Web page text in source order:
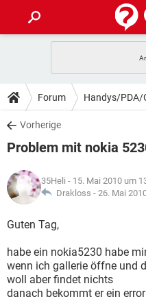
ANDROID
WINDOWS 10
WHATSAPP
FACEBOOK
TIPPS & TRICKS
SPIELE
WHATSAPP
FACEBOOK
DOWNLOADS
SPIELE
ANDROID
WINDOWS 10
WHATSAPP
SPIELE
ANDROID
WINDOWS 10
WHATSAPP
FACEBOOK
LEXIKON
SPIELE
WINDOWS 10
WHATSAPP
Forum Handys/PDA/
Vorherige
Problem mit nokia
35Heli - 15. Mai 2010 um
Drakloss - 26. Mai
Guten Tag,
habe ein nokia5230 habe
wenn ich gallerie öffne und
woll aber findet nichts
danach bekommt er ein error